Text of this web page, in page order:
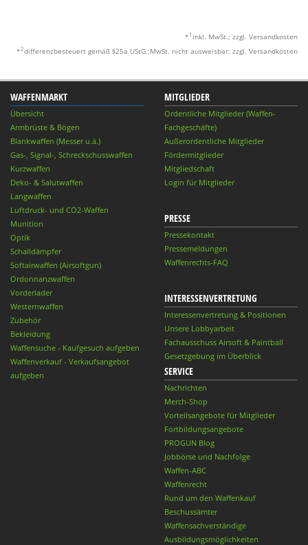
* 1 inkl. MwSt.; zzgl. Versandkosten
*2differenzbesteuert gemäß §25a UStG.;MwSt. nicht ausweisbar; zzgl. Versandkosten
WAFFENMARKT
Übersicht
Armbrüste & Bögen
Blankwaffen (Messer u.ä.)
Gas-, Signal-, Schreckschusswaffen
Kurzwaffen
Deko- & Salutwaffen
Langwaffen
Luftdruck- und CO2-Waffen
Munition
Optik
Schalldämpfer
Softairwaffen (Airsoftgun)
Ordonnanzwaffen
Vorderlader
Westernwaffen
Zubehör
Bekleidung
Waffensuche - Kaufgesuch aufgeben
Waffenverkauf - Verkaufsangebot
aufgeben
MITGLIEDER
Ordentliche Mitglieder (Waffen-
Fachgeschäfte)
Außerordentliche Mitglieder
Fördermitglieder
Mitgliedschaft
Login für Mitglieder
PRESSE
Pressekontakt
Pressemeldungen
Waffenrechts-FAQ
INTERESSENVERTRETUNG
Interessenvertretung & Positionen
Unsere Lobbyarbeit
Fachausschuss Airsoft & Paintball
Gesetzgebung im Überblick
SERVICE
Nachrichten
Merch-Shop
Vorteilsangebote für Mitglieder
Fortbildungsangebote
PROGUN Blog
Jobbörse und Nachfolge
Waffen-ABC
Waffenrecht
Rund um den Waffenkauf
Beschussämter
Waffensachverständige
Ausbildungsmöglichkeiten